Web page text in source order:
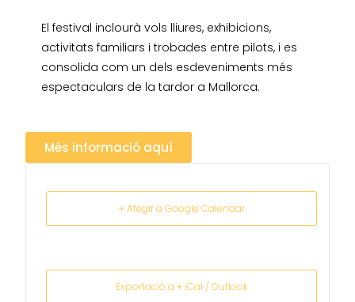
El festival inclourà vols lliures, exhibicions,
activitats familiars i trobades entre pilots, i es
consolida com un dels esdeveniments més
espectaculars de la tardor a Mallorca.
Més informació aquí
+ Afegir a Google Calendar
Exportació a + iCal / Outlook